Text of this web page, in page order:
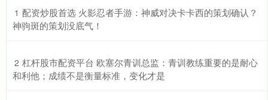
1 ​配资炒股首选 火影忍者手游：神威对决卡卡西的策划确认？
神驹斑的策划没底气！
2 ​杠杆股市配资平台 欧塞尔青训总监：青训教练重要的是耐心
和利他；成绩不是衡量标准，变化才是